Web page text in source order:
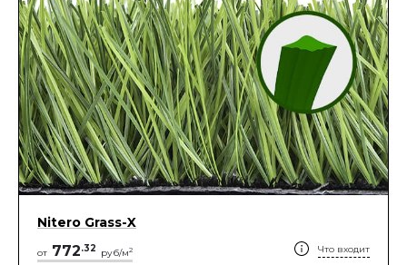
Nitero Grass-X
от 772.32 руб/м2 Что входит